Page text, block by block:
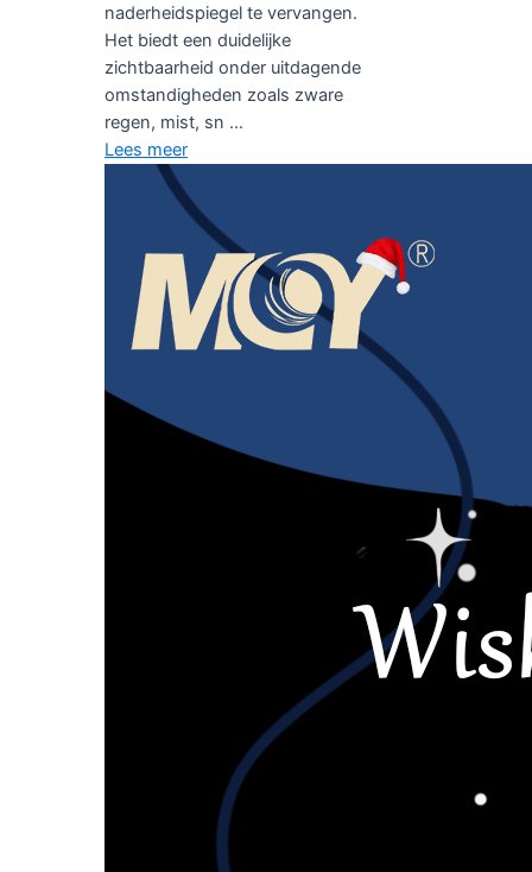
naderheidspiegel te vervangen.
Het biedt een duidelijke
zichtbaarheid onder uitdagende
omstandigheden zoals zware
regen, mist, sn ...
Lees meer